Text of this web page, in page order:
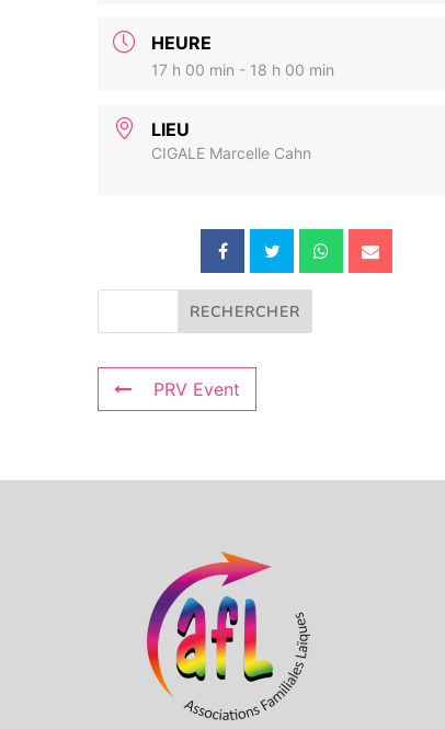
HEURE
17 h 00 min - 18 h 00 min
LIEU
CIGALE Marcelle Cahn
PRV Event